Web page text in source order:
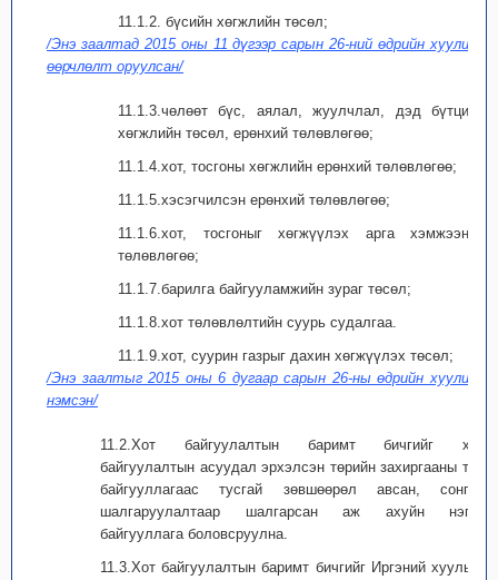
11.1.2. бүсийн хөгжлийн төсөл;
/Энэ заалтад 2015 оны 11 дүгээр сарын 26-ний өдрийн хуулиар
өөрчлөлт оруулсан/
11.1.3.чөлөөт бүс, аялал, жуулчлал, дэд бүтцийн
хөгжлийн төсөл, ерөнхий төлөвлөгөө;
11.1.4.хот, тосгоны хөгжлийн ерөнхий төлөвлөгөө;
11.1.5.хэсэгчилсэн ерөнхий төлөвлөгөө;
11.1.6.хот, тосгоныг хөгжүүлэх арга хэмжээний
төлөвлөгөө;
11.1.7.барилга байгууламжийн зураг төсөл;
11.1.8.хот төлөвлөлтийн суурь судалгаа.
11.1.9.хот, суурин газрыг дахин хөгжүүлэх төсөл;
/Энэ заалтыг 2015 оны 6 дугаар сарын 26-ны өдрийн хуулиар
нэмсэн/
11.2.Хот байгуулалтын баримт бичгийг хот
байгуулалтын асуудал эрхэлсэн төрийн захиргааны төв
байгууллагаас тусгай зөвшөөрөл авсан, сонгон
шалгаруулалтаар шалгарсан аж ахуйн нэгж,
байгууллага боловсруулна.
11.3.Хот байгуулалтын баримт бичгийг Иргэний хууль-д